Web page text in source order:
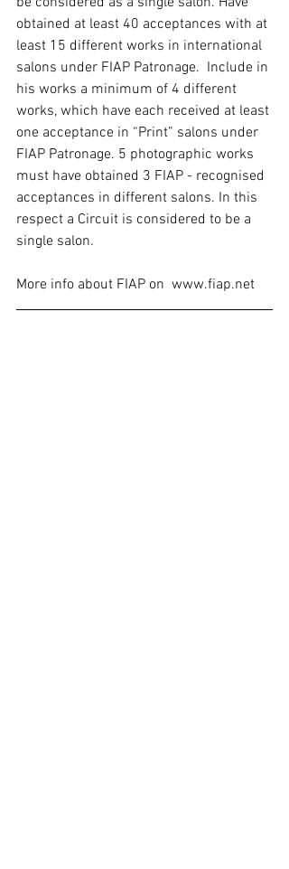
obtained at least 40 acceptances with at
least 15 different works in international
salons under FIAP Patronage.  Include in
his works a minimum of 4 different
works, which have each received at least
one acceptance in “Print” salons under
FIAP Patronage. 5 photographic works
must have obtained 3 FIAP - recognised
acceptances in different salons. In this
respect a Circuit is considered to be a
single salon.
More info about FIAP on  www.fiap.net